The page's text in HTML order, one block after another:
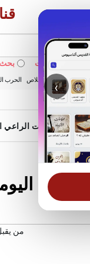
‹
في الويبسايت
خبزنا اليومي الخلاص الحرب
خدمات الراعي
خبزنا